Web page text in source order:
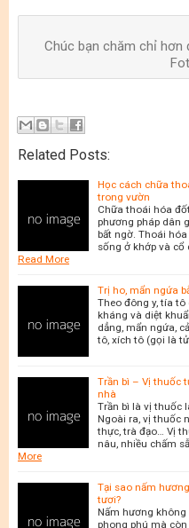
Chúc bạn chăm chỉ hơn
Related Posts:
Học cách chữa
trong vườn
Chữa thoái hóa
phương pháp dân
bất ngờ. Thoái
sống ở khớp và
Read More
Trị ho, mẩn ngứa
Theo đông y, tía
kháng và diệt
dẳng, mẩn ngứa,
tô, xích tô (gọi là
Trần bì – Vị thuốc
nhà
Trần bì là vị thuốc
Ngoài ra, vị thuốc
thực, trà đạo… Vị
nâu, nhiều chấm
More
Tại sao nấm
tươi?
Nấm hương
phong phú mà